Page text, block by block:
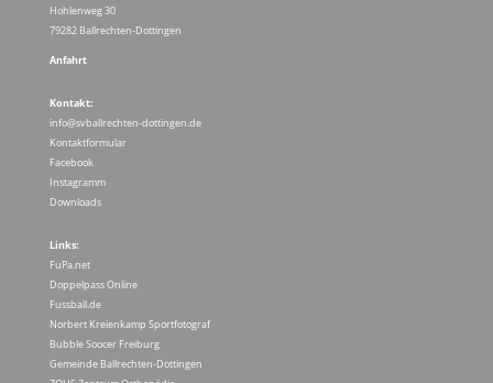
Hohlenweg 30
79282 Ballrechten-Dottingen
Anfahrt
Kontakt:
info@svballrechten-dottingen.de
Kontaktformular
Facebook
Instagramm
Downloads
Links:
FuPa.net
Doppelpass Online
Fussball.de
Norbert Kreienkamp Sportfotograf
Bubble Soocer Freiburg
Gemeinde Ballrechten-Dottingen